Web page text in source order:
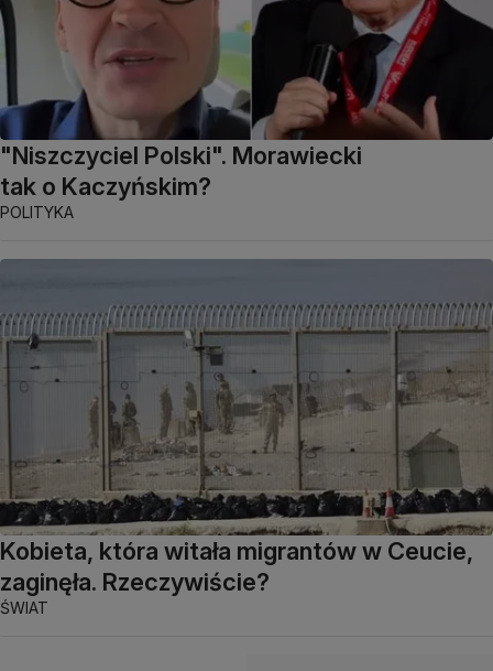
"Niszczyciel Polski". Morawiecki
tak o Kaczyńskim?
POLITYKA
Kobieta, która witała migrantów w Ceucie,
zaginęła. Rzeczywiście?
ŚWIAT